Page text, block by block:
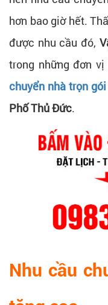
hơn bao giờ hết.
được nhu cầu đó,
trong những đơn
chuyển nhà trọn gói
Phố Thủ Đức.
Nhu cầu